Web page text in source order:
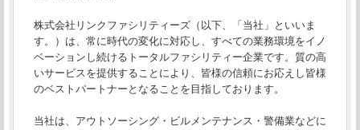
株式会社リンクファシリティーズ（以下、「当社」といいま
す。）は、常に時代の変化に対応し、すべての業務環境をイノ
ベーションし続けるトータルファシリティー企業です。質の高
いサービスを提供することにより、皆様の信頼にお応えし皆様
のベストパートナーとなることを目指しております。
当社は、アウトソーシング・ビルメンテナンス・警備業などに